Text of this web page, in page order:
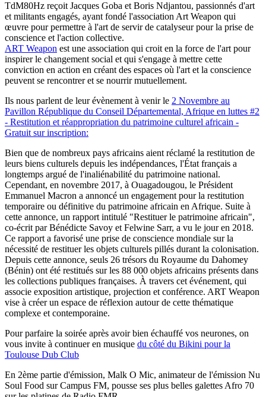
TdM80Hz reçoit Jacques Goba et Boris Ndjantou, passionnés d'art
et militants engagés, ayant fondé l'association Art Weapon qui
œuvre pour permettre à l'art de servir de catalyseur pour la prise de
conscience et l'action collective.
ART Weapon est une association qui croit en la force de l'art pour
inspirer le changement social et qui s'engage à mettre cette
conviction en action en créant des espaces où l'art et la conscience
peuvent se rencontrer et se nourrir mutuellement.
Ils nous parlent de leur évènement à venir le 2 Novembre au
Pavillon République du Conseil Départemental, Afrique en luttes #2
- Restitution et réappropriation du patrimoine culturel africain -
Gratuit sur inscription:
Bien que de nombreux pays africains aient réclamé la restitution de
leurs biens culturels depuis les indépendances, l'État français a
longtemps argué de l'inaliénabilité du patrimoine national.
Cependant, en novembre 2017, à Ouagadougou, le Président
Emmanuel Macron a annoncé un engagement pour la restitution
temporaire ou définitive du patrimoine africain en Afrique. Suite à
cette annonce, un rapport intitulé "Restituer le patrimoine africain",
co-écrit par Bénédicte Savoy et Felwine Sarr, a vu le jour en 2018.
Ce rapport a favorisé une prise de conscience mondiale sur la
nécessité de restituer les objets culturels pillés durant la colonisation.
Depuis cette annonce, seuls 26 trésors du Royaume du Dahomey
(Bénin) ont été restitués sur les 88 000 objets africains présents dans
les collections publiques françaises. À travers cet événement, qui
associe exposition artistique, projection et conférence. ART Weapon
vise à créer un espace de réflexion autour de cette thématique
complexe et contemporaine.
Pour parfaire la soirée après avoir bien échauffé vos neurones, on
vous invite à continuer en musique du côté du Bikini pour la
Toulouse Dub Club
En 2ème partie d'émission, Malk O Mic, animateur de l'émission Nu
Soul Food sur Campus FM, pousse ses plus belles galettes Afro 70